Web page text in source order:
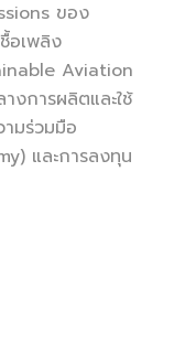
ของ
อเพลิง
Aviation
งการผลิตและใช้
มร่วมมือ
และการลงทุน